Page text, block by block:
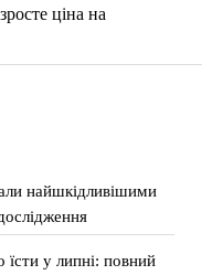
ціна на
найшкідливішими
їсти у липні: повний